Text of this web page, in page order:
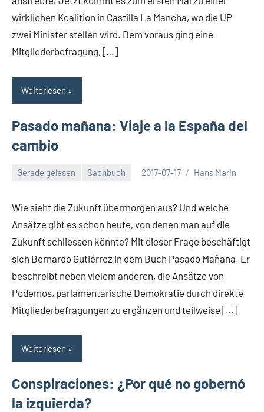
wirklichen Koalition in Castilla La Mancha, wo die UP
zwei Minister stellen wird. Dem voraus ging eine
Mitgliederbefragung, […]
Weiterlesen
Pasado mañana: Viaje a la España del
cambio
Gerade gelesen Sachbuch 2017-07-17 Hans Marin
Wie sieht die Zukunft übermorgen aus? Und welche
Ansätze gibt es schon heute, von denen man auf die
Zukunft schliessen könnte? Mit dieser Frage beschäftigt
sich Bernardo Gutiérrez in dem Buch Pasado Mañana. Er
beschreibt neben vielem anderen, die Ansätze von
Podemos, parlamentarische Demokratie durch direkte
Mitgliederbefragungen zu ergänzen und teilweise […]
Weiterlesen
Conspiraciones: ¿Por qué no gobernó
la izquierda?